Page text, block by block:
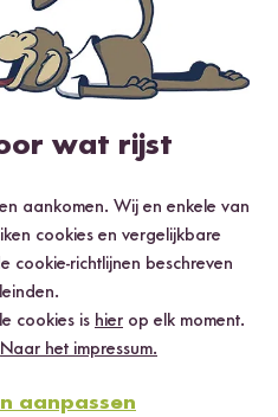
den ich hatte.
bitteren Geschmack. Sehr
nuttig
Melden
wat rijst
aankomen. Wij en enkele van
cookies en vergelijkbare
cookie-richtlijnen beschreven
cookies is hier op elk moment.
Naar het impressum.
aanpassen